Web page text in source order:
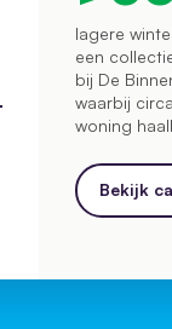
lagere
een
bij De
waarbij
woning
Bekijk